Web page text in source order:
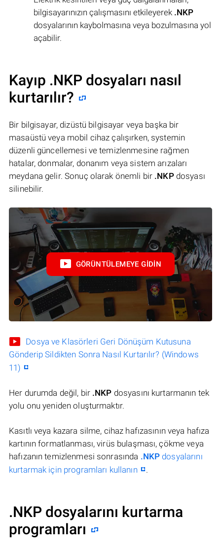
bilgisayarınızın çalışmasını etkileyerek .NKP
dosyalarının kaybolmasına veya bozulmasına yol
açabilir.
Kayıp .NKP dosyaları nasıl
kurtarılır?
Bir bilgisayar, dizüstü bilgisayar veya başka bir
masaüstü veya mobil cihaz çalışırken, systemin
düzenli güncellemesi ve temizlenmesine rağmen
hatalar, donmalar, donanım veya sistem arızaları
meydana gelir. Sonuç olarak önemli bir .NKPdosyası
silinebilir.
GÖRÜNTÜLEMEYE GIDIN
Dosya ve Klasörleri Geri Dönüşüm Kutusuna
Gönderip Sildikten Sonra Nasıl Kurtarılır? (Windows
11)
Her durumda değil, bir .NKP dosyasını kurtarmanın tek
yolu onu yeniden oluşturmaktır.
Kasıtlı veya kazara silme, cihaz hafızasının veya hafıza
kartının formatlanması, virüs bulaşması, çökme veya
hafızanın temizlenmesi sonrasında .NKP dosyalarını
kurtarmak için programları kullanın
.
.NKP dosyalarını kurtarma
programları